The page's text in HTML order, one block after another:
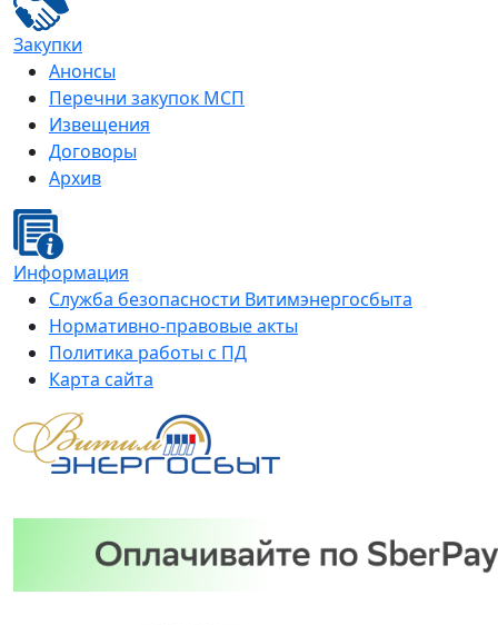
Закупки
Анонсы
Перечни закупок МСП
Извещения
Договоры
Архив
Информация
Служба безопасности Витимэнергосбыта
Нормативно-правовые акты
Политика работы с ПД
Карта сайта